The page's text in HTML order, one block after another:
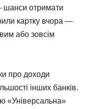
шанси отримати
картку вчора —
або зовсім
про доходи
інших банків.
«Універсальна»